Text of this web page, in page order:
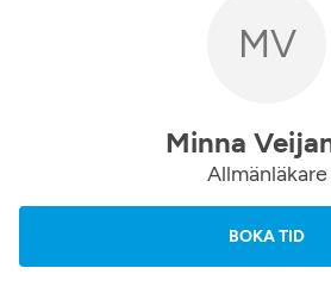
MV
Minna
Allmänläkare
BOKA TID